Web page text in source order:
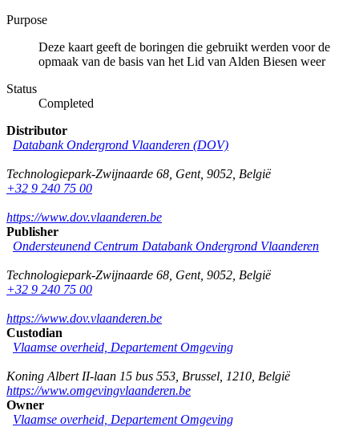
Purpose
Deze kaart geeft de boringen die gebruikt werden voor de
opmaak van de basis van het Lid van Alden Biesen weer
Status
Completed
Distributor
Databank Ondergrond Vlaanderen (DOV)
Technologiepark-Zwijnaarde 68 Gent, 9052 België
+32 9 240 75 00
https://www.dov.vlaanderen.be
Publisher
Ondersteunend Centrum Databank Ondergrond Vlaanderen
Technologiepark-Zwijnaarde 68 Gent, 9052 België
+32 9 240 75 00
https://www.dov.vlaanderen.be
Custodian
Vlaamse overheid, Departement Omgeving
Koning Albert II-laan 15 bus 553 Brussel 1210 België
https://www.omgevingvlaanderen.be
Owner
Vlaamse overheid, Departement Omgeving